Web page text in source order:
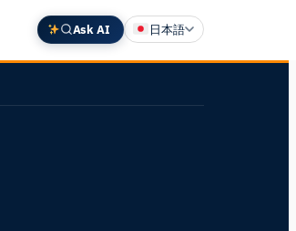
Ask AI 日本語
English